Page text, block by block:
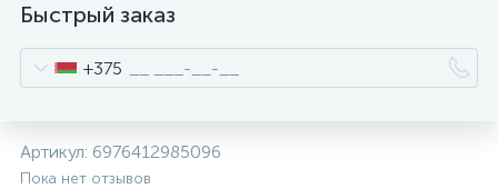
Быстрый заказ
+375
Артикул: 6976412985096
Пока нет отзывов